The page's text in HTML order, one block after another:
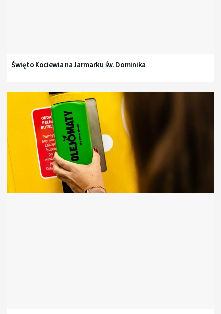
Święto Kociewia na Jarmarku św. Dominika